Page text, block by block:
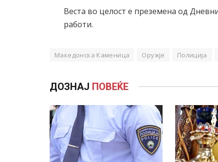
Веста во целост е преземена од
работи.
Македонска Каменица Оружје Полиција
ДОЗНАЈ ПОВЕЌЕ